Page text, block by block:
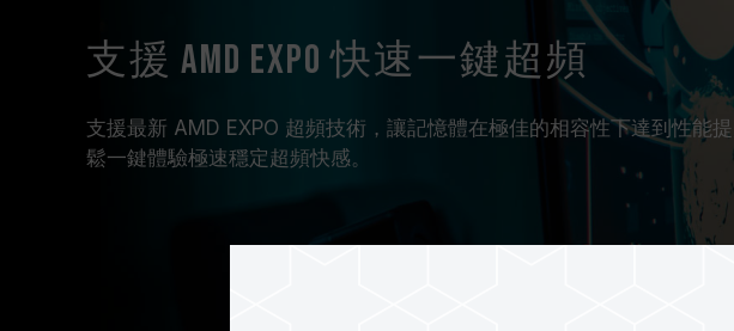
支援 AMD EXPO 快速一鍵超頻
支援最新 AMD EXPO 超頻技術，讓記憶體在極佳的相容性下達到性能
鬆一鍵體驗極速穩定超頻快感。